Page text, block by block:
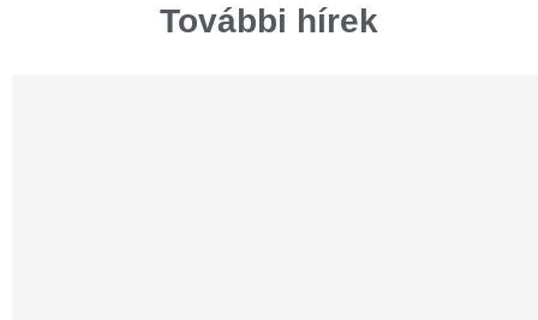
További hírek